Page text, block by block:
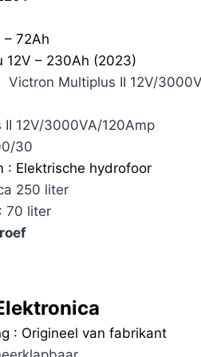
– 72Ah
12V – 230Ah (2023)
Multiplus II 12V/
12V/3000VA/120Amp
30
: Elektrische hydrofoor
250 liter
70 liter
: Origineel van fabrikant